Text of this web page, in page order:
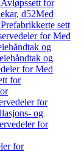
Avløpssett for
d52Med
Prefabrikkerte sett
for Med
og
og
for Med
for
for
og
for
for